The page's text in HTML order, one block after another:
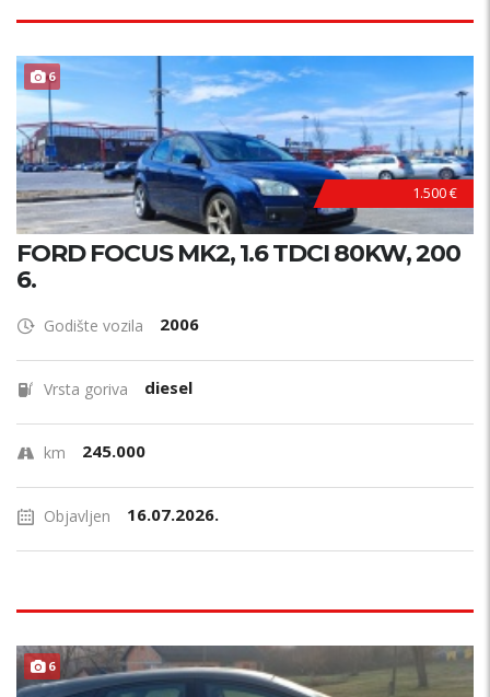
6
1.500 €
FORD FOCUS MK2, 1.6 TDCI 80KW, 200
6.
Godište vozila 2006
Vrsta goriva diesel
km 245.000
Objavljen 16.07.2026.
6